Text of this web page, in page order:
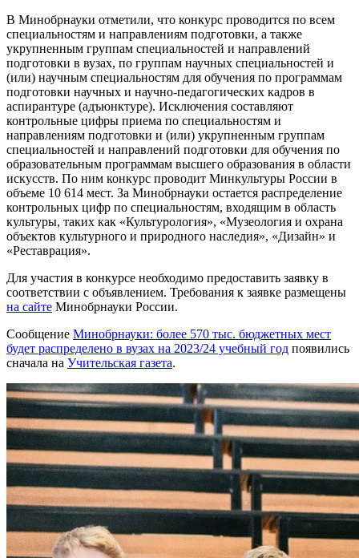
В Минобрнауки отметили, что конкурс проводится по всем
специальностям и направлениям подготовки, а также
укрупненным группам специальностей и направлений
подготовки в вузах, по группам научных специальностей и
(или) научным специальностям для обучения по программам
подготовки научных и научно-педагогических кадров в
аспирантуре (адъюнктуре). Исключения составляют
контрольные цифры приема по специальностям и
направлениям подготовки и (или) укрупненным группам
специальностей и направлений подготовки для обучения по
образовательным программам высшего образования в области
искусств. По ним конкурс проводит Минкультуры России в
объеме 10 614 мест. За Минобрнауки остается распределение
контрольных цифр по специальностям, входящим в область
культуры, таких как «Культурология», «Музеология и охрана
объектов культурного и природного наследия», «Дизайн» и
«Реставрация».
Для участия в конкурсе необходимо предоставить заявку в
соответствии с объявлением. Требования к заявке размещены
на сайте Минобрнауки России.
Сообщение Минобрнауки: более 570 тыс. бюджетных мест
будет распределено в вузах на 2023/24 учебный год появились
сначала на Учительская газета.